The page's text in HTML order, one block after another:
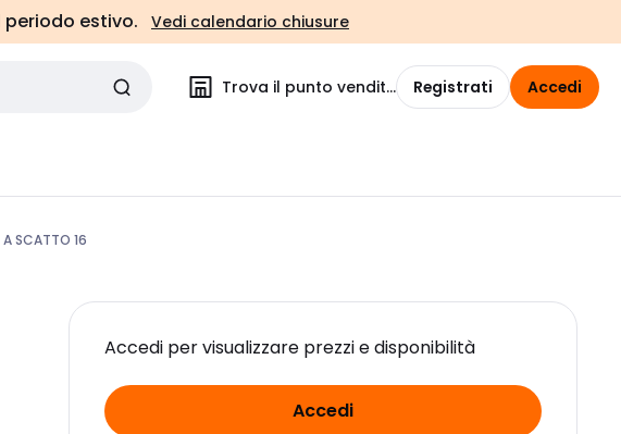
periodo estivo. Vedi calendario chiusure
Trova il punto vendita Registrati Accedi
A SCATTO 16
Accedi per visualizzare prezzi e disponibilità
Accedi